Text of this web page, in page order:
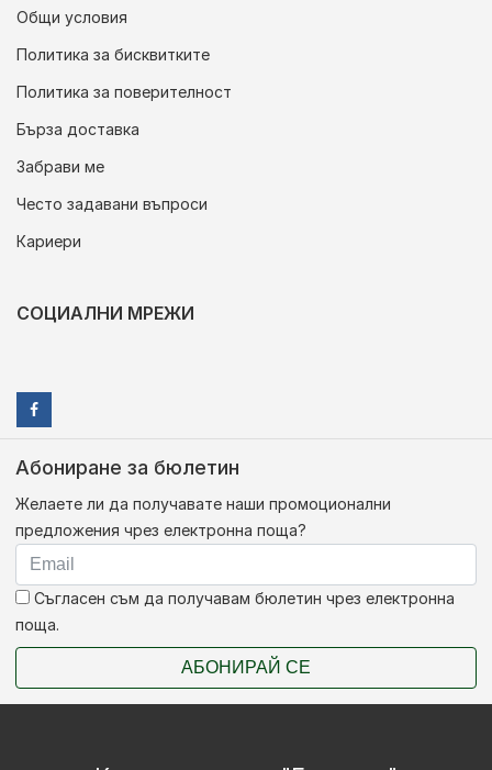
Общи условия
Политика за бисквитките
Политика за поверителност
Бърза доставка
Забрави ме
Често задавани въпроси
Кариери
СОЦИАЛНИ МРЕЖИ
Абониране за бюлетин
Желаете ли да получавате наши промоционални
предложения чрез електронна поща?
Съгласен съм да получавам бюлетин чрез електронна
поща.
АБОНИРАЙ СЕ